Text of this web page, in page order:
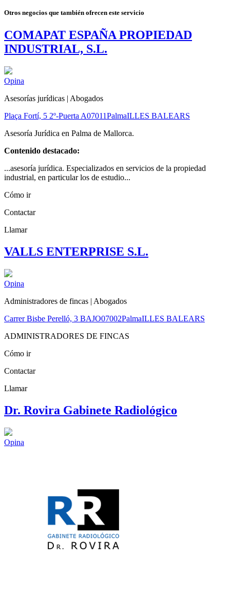
Otros negocios que también ofrecen este servicio
COMAPAT ESPAÑA PROPIEDAD
INDUSTRIAL, S.L.
Opina
Asesorías jurídicas | Abogados
Plaça Fortí, 5 2º-Puerta A07011PalmaILLES BALEARS
Asesoría Jurídica en Palma de Mallorca.
Contenido destacado:
...asesoría jurídica. Especializados en servicios de la propiedad
industrial, en particular los de estudio...
Cómo ir
Contactar
Llamar
VALLS ENTERPRISE S.L.
Opina
Administradores de fincas | Abogados
Carrer Bisbe Perelló, 3 BAJO07002PalmaILLES BALEARS
ADMINISTRADORES DE FINCAS
Cómo ir
Contactar
Llamar
Dr. Rovira Gabinete Radiológico
Opina